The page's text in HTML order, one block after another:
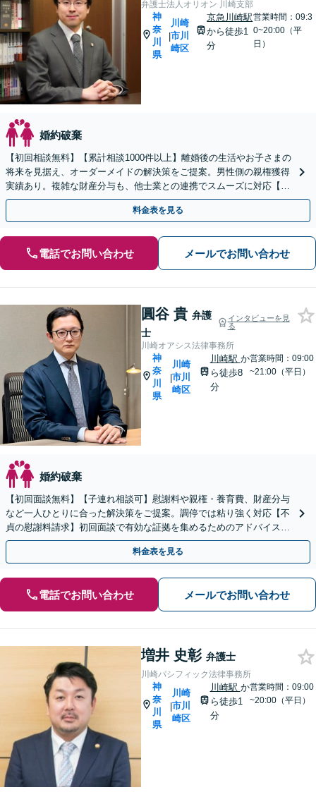
弁護士法人オリオン 川崎支部
神
奈
川
県
|
川崎
市川
崎区
京急川崎駅
から徒歩1
分
営業時間：09:3
0~20:00（平
日）
婚約破棄
【初回相談無料】【累計相談1000件以上】離婚後の生活やお子さまの
将来を見据え、オーダーメイドの解決策をご提案。男性側の親権獲得
実績あり。複雑な財産分与も、他士業との連携でスムーズに対応【子
連れ相談可】【完全個室】【京急川崎駅1分】
料金表を見る
電話でお問い合わせ メールでお問い合わせ
圓谷 貴 弁護
士
インタビューを見
る
川崎オアシス法律事務所
神
奈
川
県
|
川崎
市川
崎区
川崎駅 か
ら徒歩8
分
営業時間：09:00
~21:00（平日）
婚約破棄
【初回面談無料】【子連れ相談可】慰謝料や親権・養育費、財産分与
など一人ひとりに合った解決策をご提案。調停では粘り強く対応【不
貞の慰謝料請求】初回面談で有効な証拠を集めるためのアドバイスを
します。お気軽にご相談ください
料金表を見る
電話でお問い合わせ メールでお問い合わせ
増井 史彰 弁護士
川崎パシフィック法律事務所
神
奈
川
県
|
川崎
市川
崎区
川崎駅 か
ら徒歩1
分
営業時間：09:00
~20:00（平日）